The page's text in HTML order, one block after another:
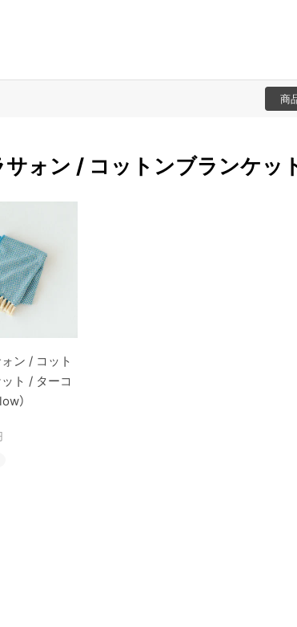
商
ォン / コットンブランケッ
ン / コット
ト / ターコ
）